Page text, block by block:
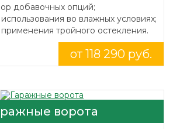
добавочных опций;
во влажных условиях;
тройного остекления.
от 118 290 руб.
ворота